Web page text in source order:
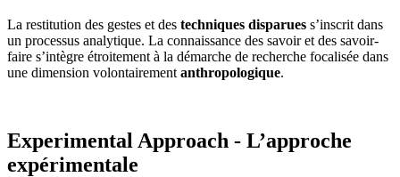
La restitution des gestes et des techniques disparues s’inscrit dans
un processus analytique. La connaissance des savoir et des savoir-
faire s’intègre étroitement à la démarche de recherche focalisée dans
une dimension volontairement anthropologique.
Experimental Approach - L’approche
expérimentale